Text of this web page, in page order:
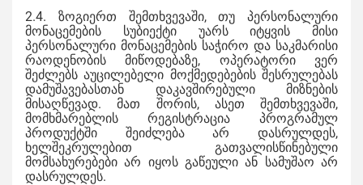
2.4. ზოგიერთ შემთხვევაში, თუ პერსონალური
მონაცემების სუბიექტი უარს იტყვის მისი
პერსონალური მონაცემების საჭირო და საკმარისი
რაოდენობის მიწოდებაზე, ოპერატორი ვერ
შეძლებს აუცილებელი მოქმედებების შესრულებას
დამუშავებასთან დაკავშირებული მიზნების
მისაღწევად. მათ შორის, ასეთ შემთხვევაში,
მომხმარებლის რეგისტრაცია პროგრამულ
პროდუქტში შეიძლება არ დასრულდეს,
ხელშეკრულებით გათვალისწინებული
მომსახურებები არ იყოს გაწეული ან სამუშაო არ
დასრულდეს.